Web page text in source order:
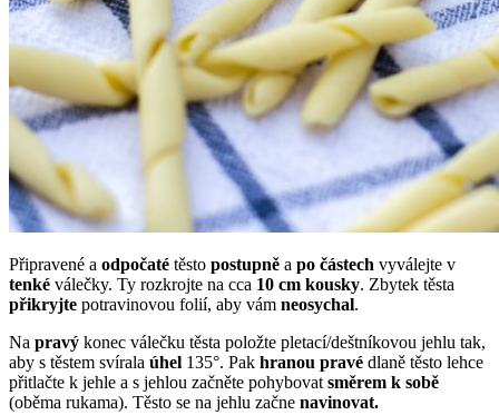
Připravené a odpočaté těsto postupně a po částech vyválejte v
tenké válečky. Ty rozkrojte na cca 10 cm kousky. Zbytek těsta
přikryjte potravinovou folií, aby vám neosychal.
Na pravý konec válečku těsta položte pletací/deštníkovou jehlu tak,
aby s těstem svírala úhel 135°. Pak hranou pravé dlaně těsto lehce
přitlačte k jehle a s jehlou začněte pohybovatsměrem k sobě
(oběma rukama). Těsto se na jehlu začne navinovat.